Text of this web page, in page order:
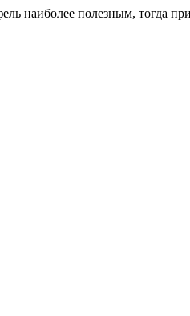
наиболее полезным, тогда